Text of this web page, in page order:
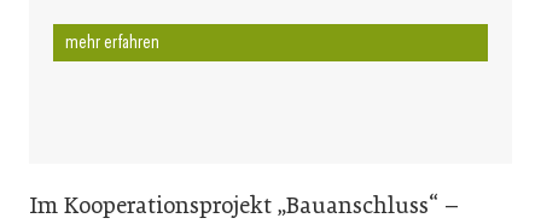
mehr erfahren
Im Kooperationsprojekt „Bauanschluss“ –